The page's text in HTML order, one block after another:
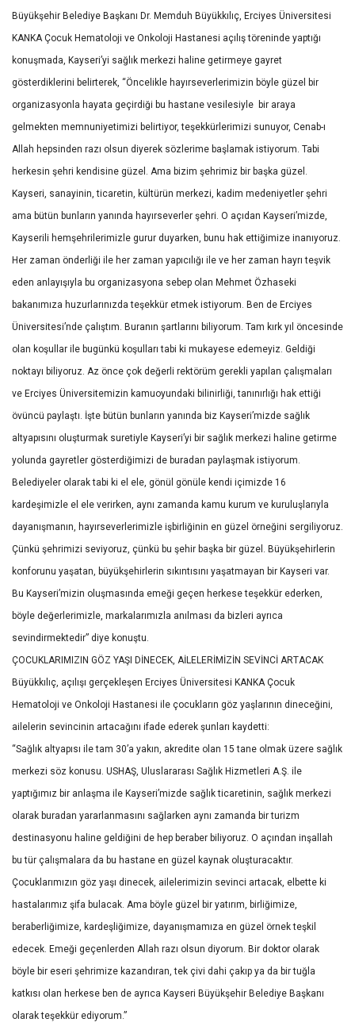
DOKUNUYORUZ”
Büyükşehir Belediye Başkanı Dr. Memduh Büyükkılıç, Erciyes Üniversitesi
KANKA Çocuk Hematoloji ve Onkoloji Hastanesi açılış töreninde yaptığı
konuşmada, Kayseri’yi sağlık merkezi haline getirmeye gayret
gösterdiklerini belirterek, “Öncelikle hayırseverlerimizin böyle güzel bir
organizasyonla hayata geçirdiği bu hastane vesilesiyle bir araya
gelmekten memnuniyetimizi belirtiyor, teşekkürlerimizi sunuyor, Cenab-ı
Allah hepsinden razı olsun diyerek sözlerime başlamak istiyorum. Tabi
herkesin şehri kendisine güzel. Ama bizim şehrimiz bir başka güzel.
Kayseri, sanayinin, ticaretin, kültürün merkezi, kadim medeniyetler şehri
ama bütün bunların yanında hayırseverler şehri. O açıdan Kayseri’mizde,
Kayserili hemşehrilerimizle gurur duyarken, bunu hak ettiğimize inanıyoruz.
Her zaman önderliği ile her zaman yapıcılığı ile ve her zaman hayrı teşvik
eden anlayışıyla bu organizasyona sebep olan Mehmet Özhaseki
bakanımıza huzurlarınızda teşekkür etmek istiyorum. Ben de Erciyes
Üniversitesi’nde çalıştım. Buranın şartlarını biliyorum. Tam kırk yıl öncesinde
olan koşullar ile bugünkü koşulları tabi ki mukayese edemeyiz. Geldiği
noktayı biliyoruz. Az önce çok değerli rektörüm gerekli yapılan çalışmaları
ve Erciyes Üniversitemizin kamuoyundaki bilinirliği, tanınırlığı hak ettiği
övüncü paylaştı. İşte bütün bunların yanında biz Kayseri’mizde sağlık
altyapısını oluşturmak suretiyle Kayseri’yi bir sağlık merkezi haline getirme
yolunda gayretler gösterdiğimizi de buradan paylaşmak istiyorum.
Belediyeler olarak tabi ki el ele, gönül gönüle kendi içimizde 16
kardeşimizle el ele verirken, aynı zamanda kamu kurum ve kuruluşlarıyla
dayanışmanın, hayırseverlerimizle işbirliğinin en güzel örneğini sergiliyoruz.
Çünkü şehrimizi seviyoruz, çünkü bu şehir başka bir güzel. Büyükşehirlerin
konforunu yaşatan, büyükşehirlerin sıkıntısını yaşatmayan bir Kayseri var.
Bu Kayseri’mizin oluşmasında emeği geçen herkese teşekkür ederken,
böyle değerlerimizle, markalarımızla anılması da bizleri ayrıca
sevindirmektedir” diye konuştu.
ÇOCUKLARIMIZIN GÖZ YAŞI DİNECEK, AİLELERİMİZİN SEVİNCİ ARTACAK
Büyükkılıç, açılışı gerçekleşen Erciyes Üniversitesi KANKA Çocuk
Hematoloji ve Onkoloji Hastanesi ile çocukların göz yaşlarının dineceğini,
ailelerin sevincinin artacağını ifade ederek şunları kaydetti:
“Sağlık altyapısı ile tam 30’a yakın, akredite olan 15 tane olmak üzere sağlık
merkezi söz konusu. USHAŞ, Uluslararası Sağlık Hizmetleri A.Ş. ile
yaptığımız bir anlaşma ile Kayseri’mizde sağlık ticaretinin, sağlık merkezi
olarak buradan yararlanmasını sağlarken aynı zamanda bir turizm
destinasyonu haline geldiğini de hep beraber biliyoruz. O açından inşallah
bu tür çalışmalara da bu hastane en güzel kaynak oluşturacaktır.
Çocuklarımızın göz yaşı dinecek, ailelerimizin sevinci artacak, elbette ki
hastalarımız şifa bulacak. Ama böyle güzel bir yatırım, birliğimize,
beraberliğimize, kardeşliğimize, dayanışmamıza en güzel örnek teşkil
edecek. Emeği geçenlerden Allah razı olsun diyorum. Bir doktor olarak
böyle bir eseri şehrimize kazandıran, tek çivi dahi çakıp ya da bir tuğla
katkısı olan herkese ben de ayrıca Kayseri Büyükşehir Belediye Başkanı
olarak teşekkür ediyorum.”